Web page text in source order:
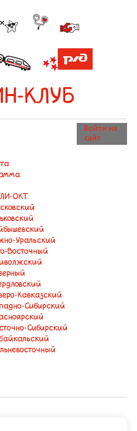
КЛУБ
ОКТ
Уральский
Восточный
Кавказский
Сибирский
Сибирский
Войти на
сайт